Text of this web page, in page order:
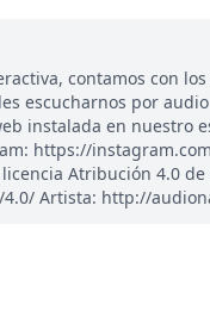
contamos con
escucharnos por
instalada en nuestro
https://
Atribución 4.0 de
Artista: http://